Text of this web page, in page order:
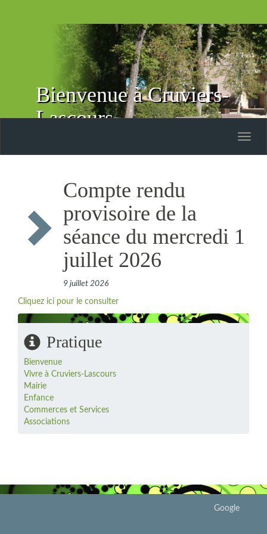
Bienvenue à Cruviers-
Lascours
Toggle
Compte rendu
provisoire de la
séance du mercredi 1
juillet 2026
9 juillet 2026
Cliquez ici pour le consulter
Pratique
Bienvenue
Vivre à Cruviers-Lascours
Mairie
Enfance
Commerces et Services
Associations
Google